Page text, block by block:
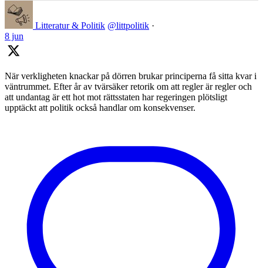
Litteratur & Politik @littpolitik ·
8 jun
När verkligheten knackar på dörren brukar principerna få sitta kvar i
väntrummet. Efter år av tvärsäker retorik om att regler är regler och
att undantag är ett hot mot rättsstaten har regeringen plötsligt
upptäckt att politik också handlar om konsekvenser.